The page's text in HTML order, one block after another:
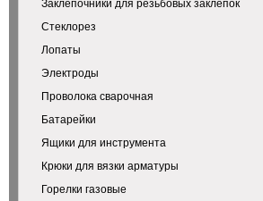
Заклепочники для резьбовых заклёпок
Стеклорез
Лопаты
Электроды
Проволока сварочная
Батарейки
Ящики для инструмента
Крюки для вязки арматуры
Горелки газовые